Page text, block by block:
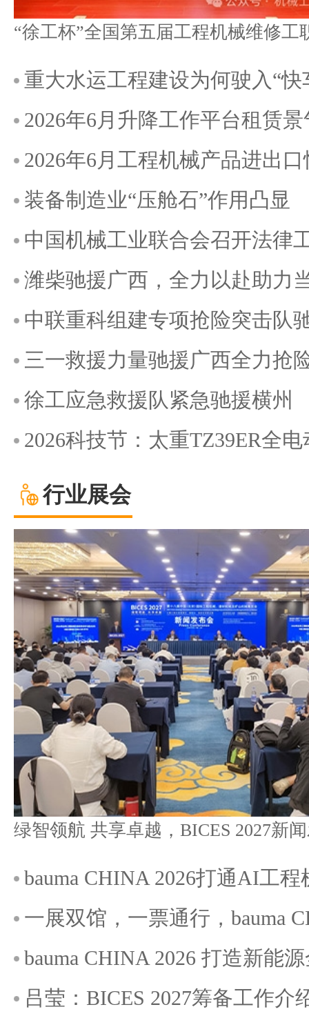
重大水运工程建设为何驶入“快
2026年6月升降工作平台租赁
2026年6月工程机械产品进出
装备制造业“压舱石”作用凸显
中国机械工业联合会召开法律
潍柴驰援广西，全力以赴助力
中联重科组建专项抢险突击队
三一救援力量驰援广西全力抢
徐工应急救援队紧急驰援横州
2026科技节：太重TZ39ER全
行业展会
bauma CHINA 2026打通AI工
一展双馆，一票通行，bauma
bauma CHINA 2026 打造新能
吕莹：BICES 2027筹备工作介